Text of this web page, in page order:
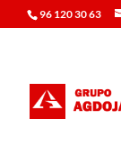
96 120 30 63